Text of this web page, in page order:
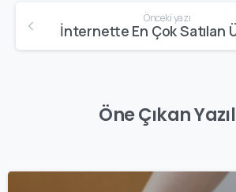
Önceki yazı
Öne Çıkan